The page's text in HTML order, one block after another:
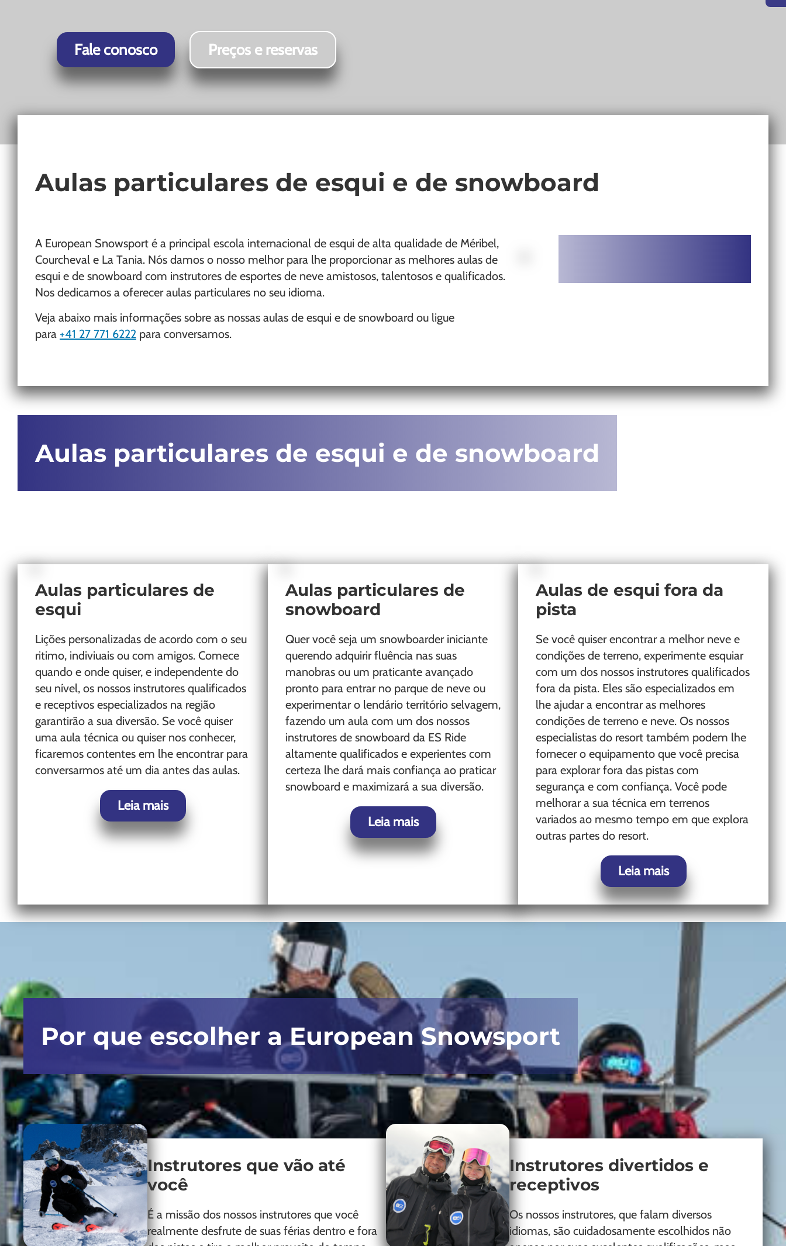
Fale conosco Preços e reservas
Aulas particulares de esqui e de snowboard
A European Snowsport é a principal escola internacional de esqui de alta qualidade de Méribel,
Courcheval e La Tania. Nós damos o nosso melhor para lhe proporcionar as melhores aulas de
esqui e de snowboard com instrutores de esportes de neve amistosos, talentosos e qualificados.
Nos dedicamos a oferecer aulas particulares no seu idioma.
Veja abaixo mais informações sobre as nossas aulas de esqui e de snowboard ou ligue
para +41 27 771 6222 para conversamos.
Aulas particulares de esqui e de snowboard
Aulas particulares de
esqui
Lições personalizadas de acordo com o seu
ritimo, indiviuais ou com amigos. Comece
quando e onde quiser, e independente do
seu nível, os nossos instrutores qualificados
e receptivos especializados na região
garantirão a sua diversão. Se você quiser
uma aula técnica ou quiser nos conhecer,
ficaremos contentes em lhe encontrar para
conversarmos até um dia antes das aulas.
Leia mais
Aulas particulares de
snowboard
Quer você seja um snowboarder iniciante
querendo adquirir fluência nas suas
manobras ou um praticante avançado
pronto para entrar no parque de neve ou
experimentar o lendário território selvagem,
fazendo um aula com um dos nossos
instrutores de snowboard da ES Ride
altamente qualificados e experientes com
certeza lhe dará mais confiança ao praticar
snowboard e maximizará a sua diversão.
Leia mais
Aulas de esqui fora da
pista
Se você quiser encontrar a melhor neve e
condições de terreno, experimente esquiar
com um dos nossos instrutores qualificados
fora da pista. Eles são especializados em
lhe ajudar a encontrar as melhores
condições de terreno e neve. Os nossos
especialistas do resort também podem lhe
fornecer o equipamento que você precisa
para explorar fora das pistas com
segurança e com confiança. Você pode
melhorar a sua técnica em terrenos
variados ao mesmo tempo em que explora
outras partes do resort.
Leia mais
Por que escolher a European Snowsport
Instrutores que vão até
você
É a missão dos nossos instrutores que você
realmente desfrute de suas férias dentro e fora
Instrutores divertidos e
receptivos
Os nossos instrutores, que falam diversos
idiomas, são cuidadosamente escolhidos não